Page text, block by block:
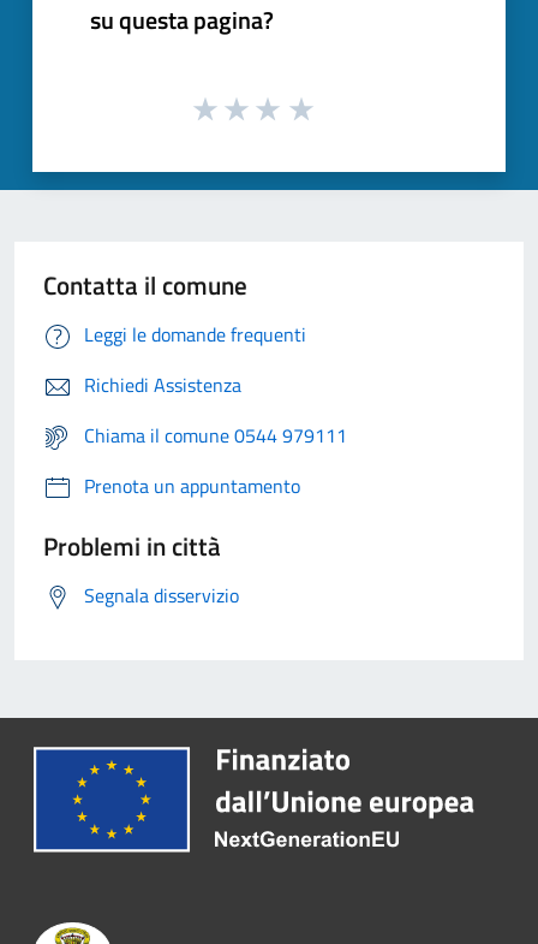
su questa pagina?
Contatta il comune
Leggi le domande frequenti
Richiedi Assistenza
Chiama il comune 0544 979111
Prenota un appuntamento
Problemi in città
Segnala disservizio